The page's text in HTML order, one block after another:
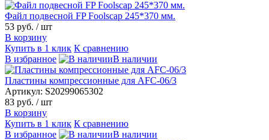
Файл подвесной FP Foolscap 245*370 мм.
53 руб. / шт
В корзину
Купить в 1 клик К сравнению
В избранное
В наличии
Пластины компрессионные для AFC-06/3
Артикул: S20299065302
83 руб. / шт
В корзину
Купить в 1 клик К сравнению
В избранное
В наличии